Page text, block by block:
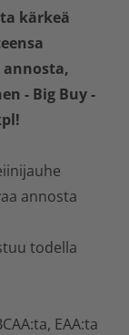
kärkeä
annosta,
- Big Buy -
annosta
todella
EAA:ta